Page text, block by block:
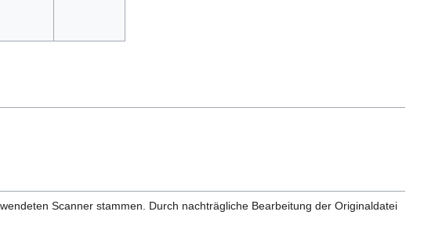
Scanner stammen. Durch nachträgliche Bearbeitung der Originaldatei